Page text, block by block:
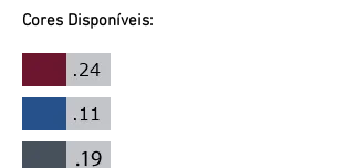
Cores Disponíveis: